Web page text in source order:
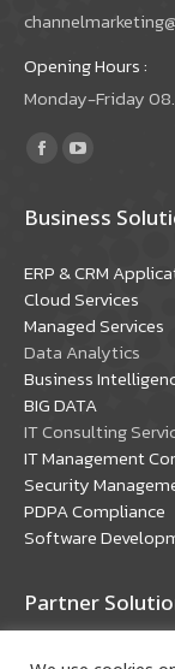
Opening Hours :
Monday-Friday
Find us on:
Facebook
opens
new
window
YouTube
opens
new
window
Business
ERP & CRM
Cloud Services
Managed Services
Data Analytics
Business
BIG DATA
IT Consulting
IT Management
Security
PDPA Compliance
Software
Partner
Oracle Solutions